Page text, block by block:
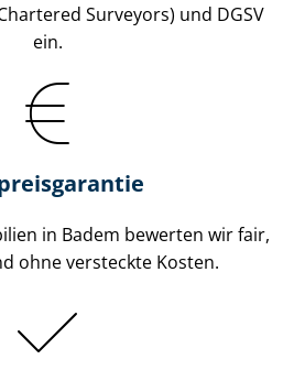
Surveyors) und DGSV
ein.
in Badem bewerten wir fair,
ohne versteckte Kosten.